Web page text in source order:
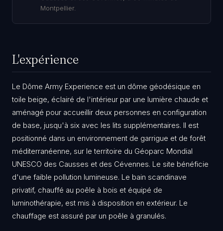
Montpellier.
L'expérience
Le Dôme Army Experience est un dôme géodésique en
toile beige, éclairé de l'intérieur par une lumière chaude et
aménagé pour accueillir deux personnes en configuration
de base, jusqu'à six avec les lits supplémentaires. Il est
positionné dans un environnement de garrigue et de forêt
méditerranéenne, sur le territoire du Géoparc Mondial
UNESCO des Causses et des Cévennes. Le site bénéficie
d'une faible pollution lumineuse. Le bain scandinave
privatif, chauffé au poêle à bois et équipé de
luminothérapie, est mis à disposition en extérieur. Le
chauffage est assuré par un poêle à granulés.